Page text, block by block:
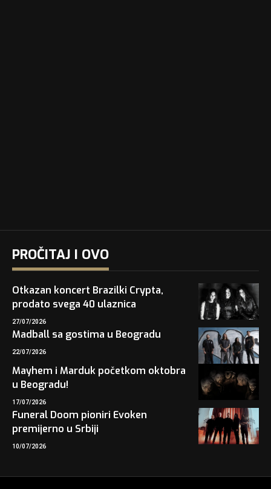
PROČITAJ I OVO
Otkazan koncert Brazilki Crypta,
prodato svega 40 ulaznica
27/07/2026
Madball sa gostima u Beogradu
22/07/2026
Mayhem i Marduk početkom oktobra
u Beogradu!
17/07/2026
Funeral Doom pioniri Evoken
premijerno u Srbiji
10/07/2026